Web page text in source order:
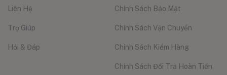
Liên Hệ
Trợ Giúp
Hỏi & Đáp
Chính Sách Bảo Mật
Chính Sách Vận Chuyển
Chính Sách Kiểm Hàng
Chính Sách Đổi Trả Hoàn Tiền